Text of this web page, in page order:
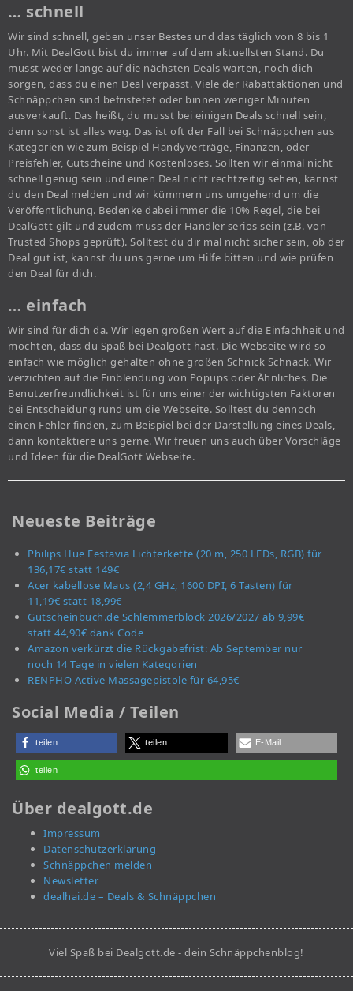
… schnell
Wir sind schnell, geben unser Bestes und das täglich von 8 bis 1
Uhr. Mit DealGott bist du immer auf dem aktuellsten Stand. Du
musst weder lange auf die nächsten Deals warten, noch dich
sorgen, dass du einen Deal verpasst. Viele der Rabattaktionen und
Schnäppchen sind befristetet oder binnen weniger Minuten
ausverkauft. Das heißt, du musst bei einigen Deals schnell sein,
denn sonst ist alles weg. Das ist oft der Fall bei Schnäppchen aus
Kategorien wie zum Beispiel Handyverträge, Finanzen, oder
Preisfehler, Gutscheine und Kostenloses. Sollten wir einmal nicht
schnell genug sein und einen Deal nicht rechtzeitig sehen, kannst
du den Deal melden und wir kümmern uns umgehend um die
Veröffentlichung. Bedenke dabei immer die 10% Regel, die bei
DealGott gilt und zudem muss der Händler seriös sein (z.B. von
Trusted Shops geprüft). Solltest du dir mal nicht sicher sein, ob der
Deal gut ist, kannst du uns gerne um Hilfe bitten und wie prüfen
den Deal für dich.
… einfach
Wir sind für dich da. Wir legen großen Wert auf die Einfachheit und
möchten, dass du Spaß bei Dealgott hast. Die Webseite wird so
einfach wie möglich gehalten ohne großen Schnick Schnack. Wir
verzichten auf die Einblendung von Popups oder Ähnliches. Die
Benutzerfreundlichkeit ist für uns einer der wichtigsten Faktoren
bei Entscheidung rund um die Webseite. Solltest du dennoch
einen Fehler finden, zum Beispiel bei der Darstellung eines Deals,
dann kontaktiere uns gerne. Wir freuen uns auch über Vorschläge
und Ideen für die DealGott Webseite.
Neueste Beiträge
Philips Hue Festavia Lichterkette (20 m, 250 LEDs, RGB) für
136,17€ statt 149€
Acer kabellose Maus (2,4 GHz, 1600 DPI, 6 Tasten) für
11,19€ statt 18,99€
Gutscheinbuch.de Schlemmerblock 2026/2027 ab 9,99€
statt 44,90€ dank Code
Amazon verkürzt die Rückgabefrist: Ab September nur
noch 14 Tage in vielen Kategorien
RENPHO Active Massagepistole für 64,95€
Social Media / Teilen
teilen teilen E-Mail
teilen
Über dealgott.de
Impressum
Datenschutzerklärung
Schnäppchen melden
Newsletter
dealhai.de – Deals & Schnäppchen
Viel Spaß bei Dealgott.de - dein Schnäppchenblog!